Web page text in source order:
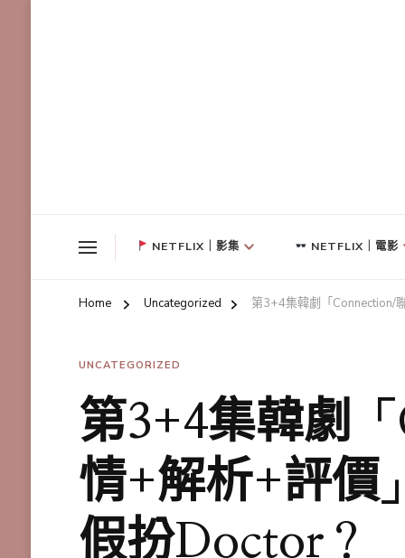
NETFLIX｜影集 NETFLIX｜電影
Home Uncategorized 第3+4集韓劇「Connection/
UNCATEGORIZED
第3+4集韓劇
情+解析+評價
假扮Doctor？